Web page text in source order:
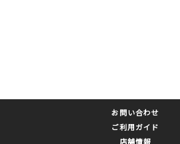
お問い合わせ
ご利用ガイド
店舗情報